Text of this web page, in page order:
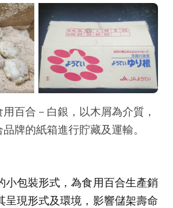
百合－白銀，以木屑為介質，
牌的紙箱進行貯藏及運輸。
小包裝形式，為食用百合生產銷
呈現形式及環境，影響儲架壽命